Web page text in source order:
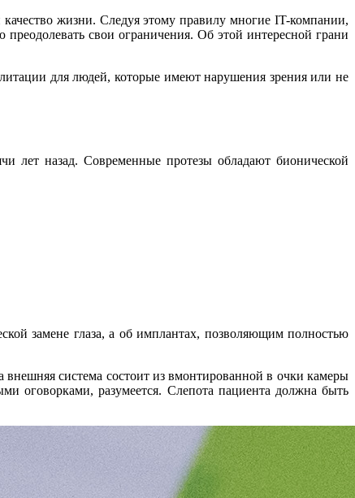
жизни. Следуя этому правилу многие IT-компании,
свои ограничения. Об этой интересной грани
для людей, которые имеют нарушения зрения или не
лет назад. Современные протезы обладают бионической
замене глаза, а об имплантах, позволяющим полностью
внешняя система состоит из вмонтированной в очки камеры
оговорками, разумеется. Слепота пациента должна быть